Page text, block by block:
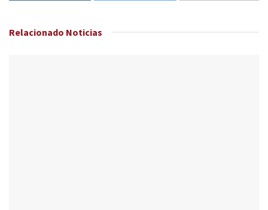
Relacionado Noticias